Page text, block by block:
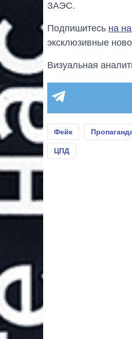
ЗАЭС.
Подпишитесь на
эксклюзивные
Визуальная
Фейк
ЦПД